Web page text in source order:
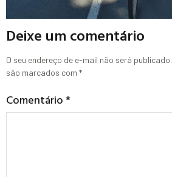
Deixe um comentário
O seu endereço de e-mail não será publicado.
são marcados com *
Comentário*